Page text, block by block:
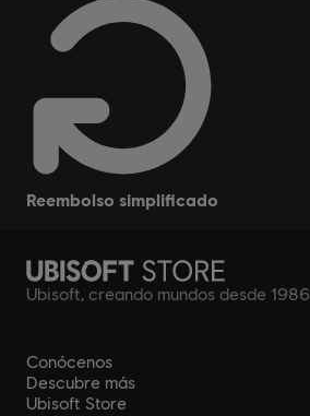
reembolso simplificado
Ubisoft, creando mundos desde 1986
Conócenos
Descubre más
Ubisoft Store